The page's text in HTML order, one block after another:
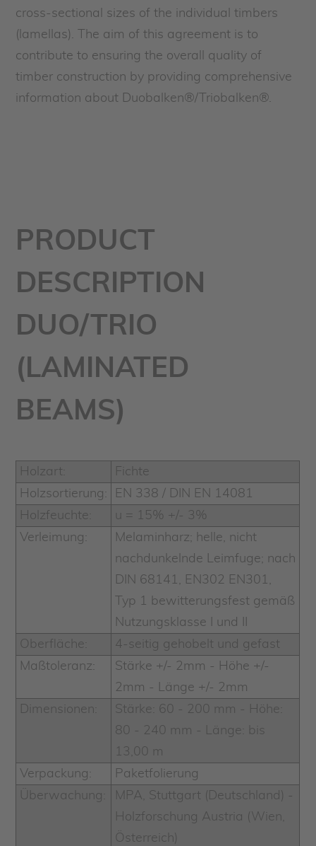
cross-sectional sizes of the individual timbers
(lamellas). The aim of this agreement is to
contribute to ensuring the overall quality of
timber construction by providing comprehensive
information about Duobalken®/Triobalken®.
PRODUCT
DESCRIPTION
DUO/TRIO
(LAMINATED
BEAMS)
Holzart:
Fichte
Holzsortierung:
EN 338 / DIN EN 14081
Holzfeuchte:
u = 15% +/- 3%
Verleimung:
Melaminharz; helle, nicht
nachdunkelnde Leimfuge; nach
DIN 68141, EN302 EN301,
Typ 1 bewitterungsfest gemäß
Nutzungsklasse I und II
Oberfläche:
4-seitig gehobelt und gefast
Maßtoleranz:
Stärke +/- 2mm - Höhe +/-
2mm - Länge +/- 2mm
Dimensionen:
Stärke: 60 - 200 mm - Höhe:
80 - 240 mm - Länge: bis
13,00 m
Verpackung:
Paketfolierung
Überwachung:
MPA, Stuttgart (Deutschland) -
Holzforschung Austria (Wien,
Österreich)